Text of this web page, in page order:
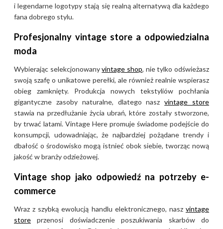
kampaniom reklamowym oraz
sukcesowi linii bielizny i
perfum, takich jak Obsession.
Lata 90. to era absolutnego
minimalizmu i stylu „heroin
chic”, którego twarzą stała się
Kate Moss, a zapach CK One
zdefiniował pokolenie jako
pierwszy popularny aromat
unisex. Po przejęciu przez PVH
Corp. w 2003 roku, marka
kontynuowała globalną
estetyce czystych linii i
nowoczesności. Obecnie
ubrania Calvin Klein z lat 90. i
początku lat 2000. cieszą się
i legendarne logotypy stają się realną alternatywą dla każdego
fana dobrego stylu.
Profesjonalny vintage store a odpowiedzialna
moda
Wybierając selekcjonowanyvintage shop, nie tylko odświeżasz
swoją szafę o unikatowe perełki, ale również realnie wspierasz
obieg zamknięty. Produkcja nowych tekstyliów pochłania
gigantyczne zasoby naturalne, dlatego naszvintage store
stawia na przedłużanie życia ubrań, które zostały stworzone,
by trwać latami. Vintage Here promuje świadome podejście do
konsumpcji, udowadniając, że najbardziej pożądane trendy i
dbałość o środowisko mogą istnieć obok siebie, tworząc nową
jakość w branży odzieżowej.
Vintage shop jako odpowiedź na potrzeby e-
commerce
Wraz z szybką ewolucją handlu elektronicznego, nasz vintage
store przenosi doświadczenie poszukiwania skarbów do